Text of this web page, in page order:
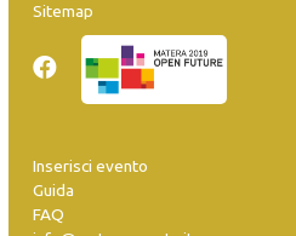
Sitemap
Inserisci evento
Guida
FAQ